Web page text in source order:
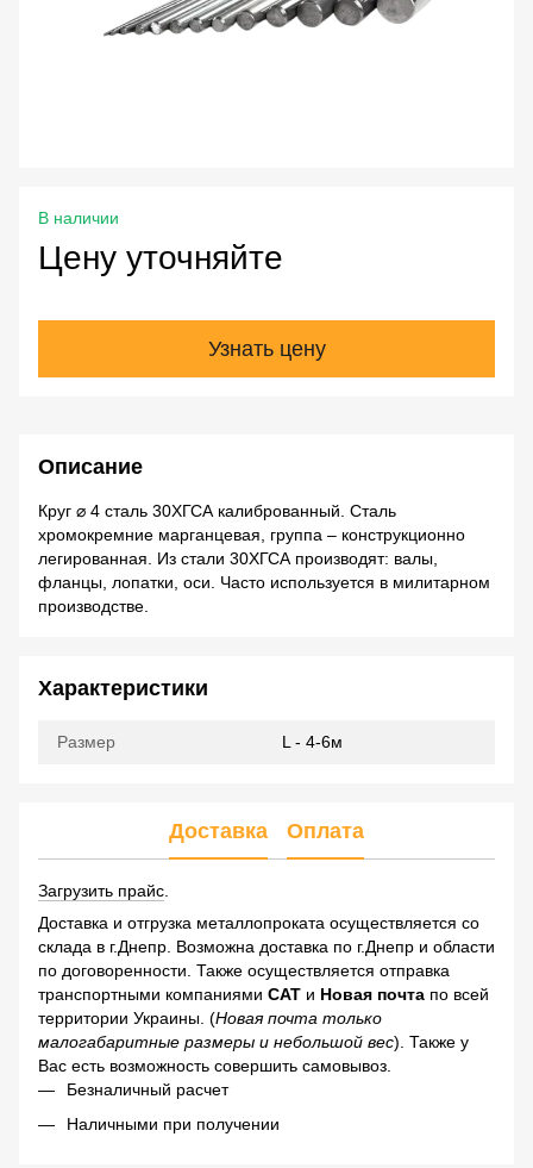
В наличии
Цену уточняйте
Узнать цену
Описание
Круг ⌀ 4 сталь 30ХГСА калиброванный. Сталь
хромокремние марганцевая, группа – конструкционно
легированная. Из стали 30ХГСА производят: валы,
фланцы, лопатки, оси. Часто используется в милитарном
производстве.
Характеристики
Размер L - 4-6м
Доставка Оплата
Загрузить прайс
Доставка и отгрузка металлопроката осуществляется со
склада в г.Днепр. Возможна доставка по г.Днепр и области
по договоренности. Также осуществляется отправка
транспортными компаниями САТ и Новая почта по всей
территории Украины. (Новая почта только
малогабаритные размеры и небольшой вес). Также у
Вас есть возможность совершить самовывоз.
Безналичный расчет
Наличными при получении